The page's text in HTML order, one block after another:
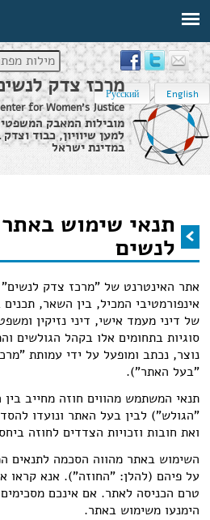
מילות מפתח
English
Русский
מרכז צדק
for Women's Justice
מובילות המאבק
למען שיוויון, כבוד וצדק
במדינת ישראל
הינך נמצא כאן
תנאי שימוש
לנשים
אתר האינטרנט של "מרכז צדק
אינפורמטיבי המכיל, בין השאר,
של דיני מעמד אישי, דיני נזיקין
סוגיות בתחומים אלו בקהל הגולשים
נוצר, נכתב ומופעל על ידי עמותת
"בעל האתר").
תנאי המשתמש מהווים חוזה מחייב
"הגולש") לבין בעל האתר ונועדו
ואת חובות וזכויות הצדדים לחוזה
השימוש באתר מהווה הסכמה לתנאים
על פיהם (להלן: "החוזה"). אנא קראו
טרם הכניסה לאתר. אם אינכם
הימנעו משימוש באתר.